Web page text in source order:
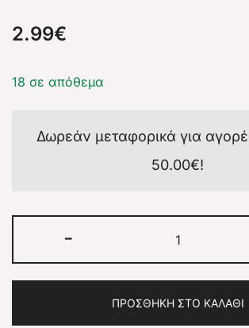
2.99€
18 σε απόθεμα
Δωρεάν μεταφορικά για
50.00€!
-
ΠΡΟΣΘΉΚΗ ΣΤΟ ΚΑΛΆΘΙ